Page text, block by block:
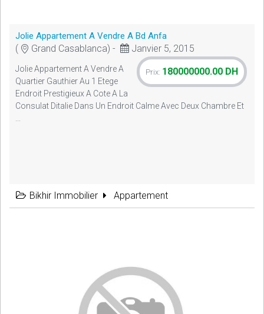
Jolie Appartement A Vendre A Bd Anfa
( Grand Casablanca) - Janvier 5, 2015
Prix: 180000000.00 DH
Jolie Appartement A Vendre A
Quartier Gauthier Au 1 Etege
Endroit Prestigieux A Cote A La
Consulat Ditalie Dans Un Endroit Calme Avec Deux Chambre Et
Bikhir Immobilier Appartement